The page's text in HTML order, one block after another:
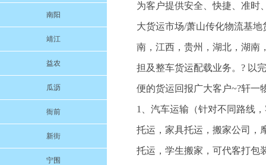
南阳
靖江
益农
瓜沥
衙前
新街
宁围
为客户提供安全、快捷、准
大货运市场/萧山传化物流基
南，江西，贵州，湖北，湖南
担及整车货运配载业务。? 以
便的货运回报广大客户~?轩一
1、汽车运输（针对不同路线
托运，家具托运，搬家公司，
托运，学生搬家，可代客打